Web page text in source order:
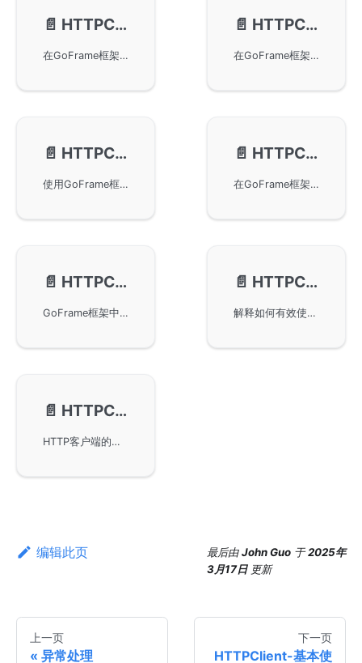
📄️ HTTPClient-自定义ContentType
在GoFrame框架中使用HTTPClient自定义请求的ContentType。通过不同的操作方法如ContentJson和ContentXml，可以设置请求的Content-Type分别为application/json和application/xml。同时也提供了自定义ContentType的方法例子，帮助开发者灵活设置请求参数和编码方式，以满足不同的API请求需求。
📄️ HTTPClient-自定义Transport
在GoFrame框架中，通过自定义Transport实现HTTPClient的高级用法。包括使用Unix Socket进行客户端与服务端通信的方法，以及设置客户端连接池大小参数的具体实现。示例提供了大量真实代码片段，帮助开发者更好地理解并应用这些技术。
📄️ HTTPClient-请求信息打印
使用GoFrame框架中的HTTP客户端功能获取和打印HTTP请求的原始输入和输出信息。主要方法包括Raw、RawDump、RawRequest和RawResponse，适用于调试HTTP请求。示例展示了使用GoFrame框架发送POST请求并打印请求和响应的具体方法。
📄️ HTTPClient-代理Proxy设置
在GoFrame框架的HTTP客户端中设置代理服务器地址，支持http和socks5两种形式。通过SetProxy和Proxy方法，用户可以轻松配置代理，实现对外网资源的访问，包括普通调用示例和链式调用示例，帮助用户快速掌握代理功能的使用。
📄️ HTTPClient-拦截器/中间件
GoFrame框架中的HTTPClient拦截器/中间件特性，可用于全局请求拦截和参数校验。通过中间件，开发者可以在请求的前置和后置阶段插入自定义逻辑，修改提交参数或返回参数，实现签名参数注入等功能，确保接口参数的安全性。
📄️ HTTPClient-常见问题
解释如何有效使用GoFrame框架中的gclient.Client对象，以提高效率和降低资源使用。包含gclient.Client对象复用的建议以及如何处理非法字符问题，通过示例演示设置正确的ContentType。
📄️ HTTPClient-监控指标
HTTP客户端的监控指标功能，默认情况下是关闭状态，以免影响性能。它提供了多种指标供用户参考，如请求执行的时间开销、连接创建时间以及请求的字节总大小等，只有在metric特性全局开启时才会启用这些指标，帮助用户更好地进行性能分析。
编辑此页 最后由John Guo 于2025年
3月17日 更新
上一页
异常处理
下一页
HTTPClient-基本使